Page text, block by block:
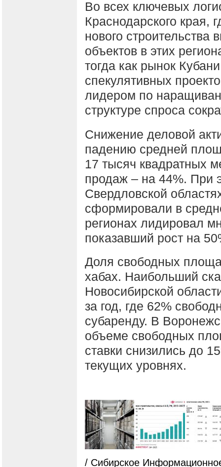
Во всех ключевых
Краснодарского края,
нового
объектов в этих
тогда как рынок
спекулятивных
лидером по
структуре спроса
Снижение деловой
падению средней
17 тысяч квадратных
продаж – на 44%. При
Свердловской
сформировали в
регионах лидировал
показавший рост на
Доля свободных
хабах. Наибольший
Новосибирской
за год, где 62%
субаренду. В
объеме свободных
ставки снизились до
текущих уровнях.
/ Сибирское